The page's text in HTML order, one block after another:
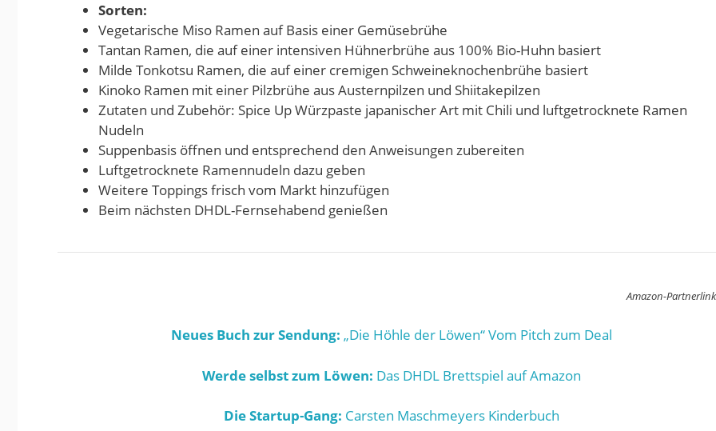
Sorten:
Vegetarische Miso Ramen auf Basis einer Gemüsebrühe
Tantan Ramen, die auf einer intensiven Hühnerbrühe aus 100% Bio-Huhn basiert
Milde Tonkotsu Ramen, die auf einer cremigen Schweineknochenbrühe basiert
Kinoko Ramen mit einer Pilzbrühe aus Austernpilzen und Shiitakepilzen
Zutaten und Zubehör: Spice Up Würzpaste japanischer Art mit Chili und luftgetrocknete Ramen
Nudeln
Suppenbasis öffnen und entsprechend den Anweisungen zubereiten
Luftgetrocknete Ramennudeln dazu geben
Weitere Toppings frisch vom Markt hinzufügen
Beim nächsten DHDL-Fernsehabend genießen
Amazon-
Neues Buch zur Sendung: „Die Höhle der Löwen“ Vom Pitch zum Deal
Werde selbst zum Löwen: Das DHDL Brettspiel auf Amazon
Die Startup-Gang: Carsten Maschmeyers Kinderbuch